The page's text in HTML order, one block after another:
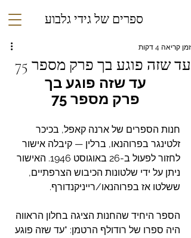
ספרים של גידי גלבוע
עד שזה פוגע בך פרק מספר 75
זמן קריאה 4 דקות
עד שזה פוגע בך
פרק מספר 75
חנות הספרים של ארנה קאפל, בכיכר
זלטינגר בפרוהנאו, ברלין — קיבלה אישור
לחזור לפעול ב-26 באוגוסט 1946. ‏האישור
ניתן על ידי שלטונות הכיבוש הצרפתיים,
ששלטו אז בפרוהנאו/רייניקנדורף.
הספר היחיד שהחנות הציגה בחלון הראווה
היה ספרו של רודולף הרטמן: "עד שזה פוגע